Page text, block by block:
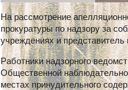
На рассмотрение
прокуратурыпо надзору за
учреждениях и представитель
Работники надзорного
Общественной
местах принудительного